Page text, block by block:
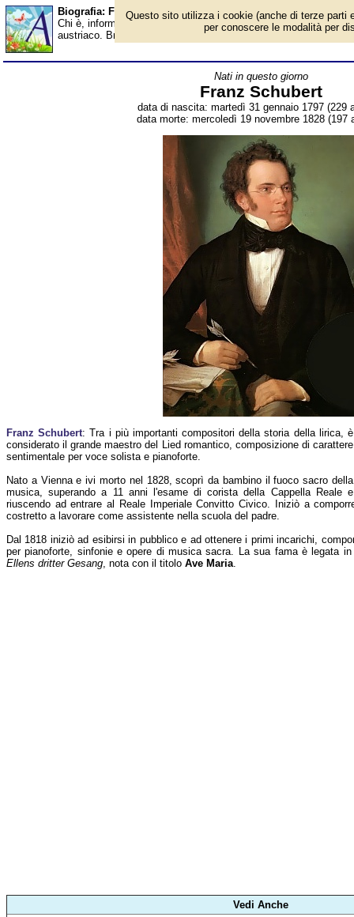
Biografia: Franz Schubert - Almanacco
Chi è, informazioni, foto, qual è la data di nascita, dove è nato,
austriaco. Breve biografia. Voce dell'Almanacco.
Nati in questo giorno
Franz Schubert
data di nascita: martedì 31 gennaio 1797 (229
data morte: mercoledì 19 novembre 1828 (197
Franz Schubert: Tra i più importanti compositori della storia della lirica, è
considerato il grande maestro del Lied romantico, composizione di carattere
sentimentale per voce solista e pianoforte.
Nato a Vienna e ivi morto nel 1828, scoprì da bambino il fuoco sacro della
musica, superando a 11 anni l'esame di corista della Cappella Reale e
riuscendo ad entrare al Reale Imperiale Convitto Civico. Iniziò a
costretto a lavorare come assistente nella scuola del padre.
Dal 1818 iniziò ad esibirsi in pubblico e ad ottenere i primi incarichi,
per pianoforte, sinfonie e opere di musica sacra. La sua fama è legata
Ellens dritter Gesang, nota con il titolo Ave Maria.
Vedi Anche
Questo sito utilizza i cookie (anche di terze parti
per conoscere le modalità per